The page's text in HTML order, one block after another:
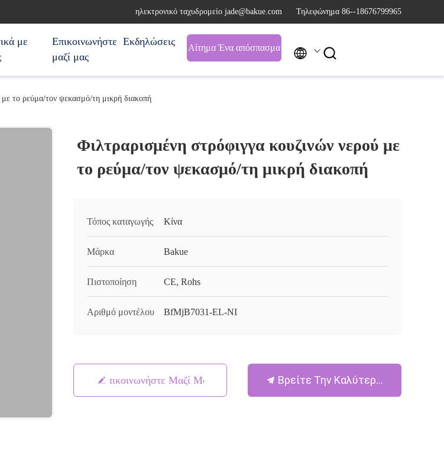
ηλεκτρονικό ταχυδρομείο jade@bakue.com Τηλεφώνημα 86--18676799965
με
Επικοινωνήστε
μαζί μας
Εκδηλώσεις
Αίτημα Ένα απόσπασμα  
με το ρεύμα/τον ψεκασμό/τη μικρή διακοπή
Φιλτραρισμένη στρόφιγγα κουζινών νερού με
το ρεύμα/τον ψεκασμό/τη μικρή διακοπή
Τόπος καταγωγής Κίνα
Μάρκα Bakue
Πιστοποίηση CE, Rohs
Αριθμό μοντέλου BfMjB7031-EL-NI
Επικοινωνήστε Μαζί Μας Βρείτε Την Καλύτερη Τιμή